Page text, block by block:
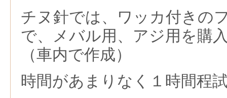
チヌ針では、ワッカ付きの
で、メバル用、アジ用を購
（車内で作成）
時間があまりなく１時間程